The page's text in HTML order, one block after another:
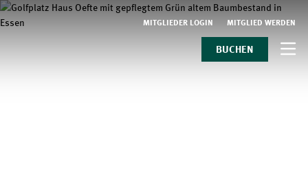
MITGLIEDER LOGIN MITGLIED WERDEN
BUCHEN